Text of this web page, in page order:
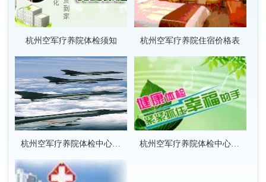
杭州空军疗养院体检须知 杭州空军疗养院住宿价格表
杭州空军疗养院体检中心套餐项目价格表 杭州空军疗养院体检中心套餐项目团队优惠价格表